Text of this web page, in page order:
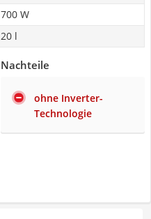
700 W
20 l
Nachteile
ohne Inverter-
Technologie